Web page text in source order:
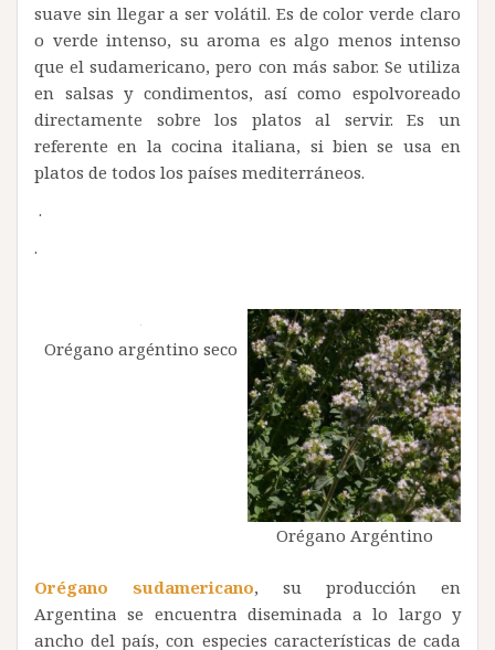
suave sin llegar a ser volátil. Es de color verde claro
o verde intenso, su aroma es algo menos intenso
que el sudamericano, pero con más sabor. Se utiliza
en salsas y condimentos, así como espolvoreado
directamente sobre los platos al servir. Es un
referente en la cocina italiana, si bien se usa en
platos de todos los países mediterráneos.
.
.
Orégano argéntino seco
Orégano Argéntino
Orégano sudamericano, su producción en
Argentina se encuentra diseminada a lo largo y
ancho del país, con especies características de cada